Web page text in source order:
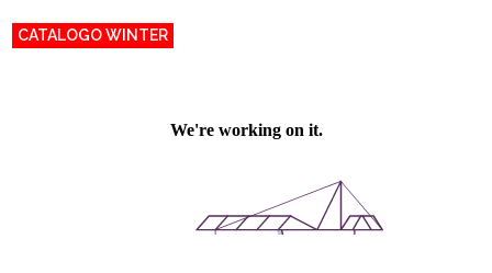
CATALOGO WINTER